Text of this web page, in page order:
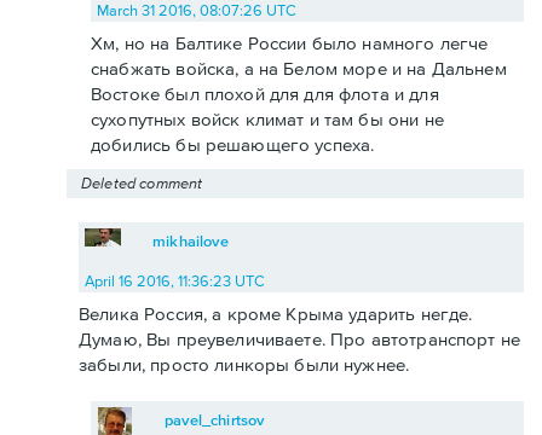
March 31 2016, 08:07:26 UTC
Хм, но на Балтике России было намного легче
снабжать войска, а на Белом море и на Дальнем
Востоке был плохой для для флота и для
сухопутных войск климат и там бы они не
добились бы решающего успеха.
Deleted comment
mikhailove
April 16 2016, 11:36:23 UTC
Велика Россия, а кроме Крыма ударить негде.
Думаю, Вы преувеличиваете. Про автотранспорт не
забыли, просто линкоры были нужнее.
pavel_chirtsov